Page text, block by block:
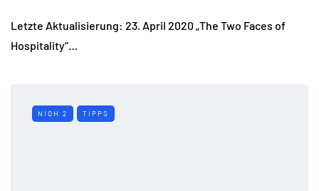
Letzte Aktualisierung: 23. April 2020 „The Two Faces of
Hospitality“…
NIOH 2 TIPPS